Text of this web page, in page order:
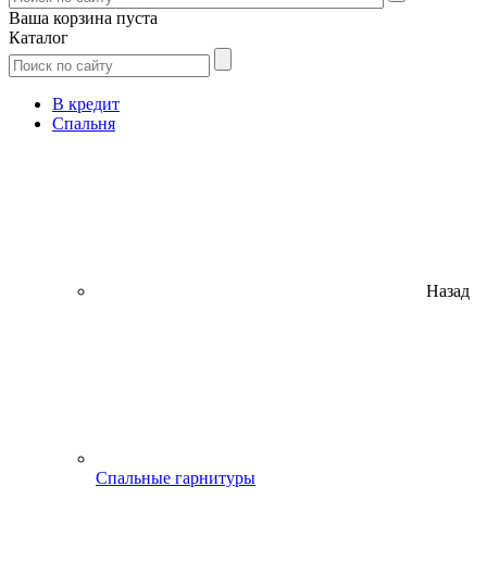
Ваша корзина пуста
Каталог
В кредит
Спальня
Назад
Спальные гарнитуры